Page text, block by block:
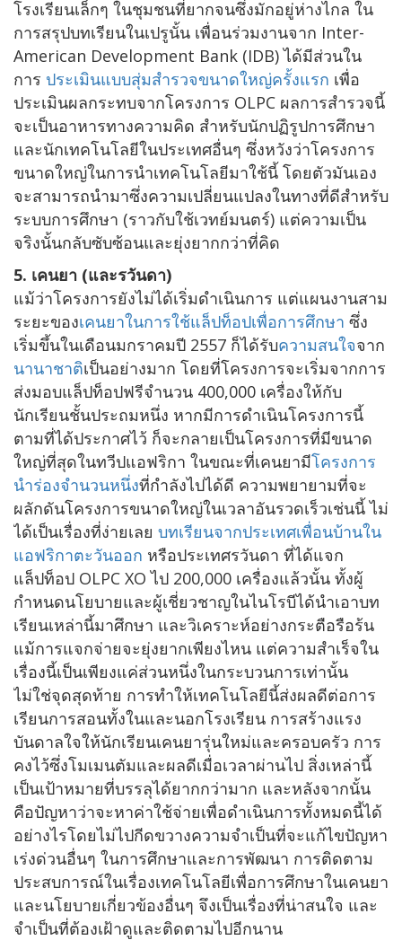
โรงเรียนเล็กๆ ในชุมชนที่ยากจนซึ่งมักอยู่ห่างไกล ใน
การสรุปบทเรียนในเปรูนั้น เพื่อนร่วมงานจาก Inter-
American Development Bank (IDB) ได้มีส่วนใน
การ ประเมินแบบสุ่มสำรวจขนาดใหญ่ครั้งแรก เพื่อ
ประเมินผลกระทบจากโครงการ OLPC ผลการสำรวจนี้
จะเป็นอาหารทางความคิด สำหรับนักปฏิรูปการศึกษา
และนักเทคโนโลยีในประเทศอื่นๆ ซึ่งหวังว่าโครงการ
ขนาดใหญ่ในการนำเทคโนโลยีมาใช้นี้ โดยตัวมันเอง
จะสามารถนำมาซึ่งความเปลี่ยนแปลงในทางที่ดีสำหรับ
ระบบการศึกษา (ราวกับใช้เวทย์มนตร์) แต่ความเป็น
จริงนั้นกลับซับซ้อนและยุ่งยากกว่าที่คิด
5. เคนยา (และรวันดา)
แม้ว่าโครงการยังไม่ได้เริ่มดำเนินการ แต่แผนงานสาม
ระยะของเคนยาในการใช้แล็ปท็อปเพื่อการศึกษา ซึ่ง
เริ่มขึ้นในเดือนมกราคมปี 2557 ก็ได้รับความสนใจจาก
นานาชาติเป็นอย่างมาก โดยที่โครงการจะเริ่มจากการ
ส่งมอบแล็ปท็อปฟรีจำนวน 400,000 เครื่องให้กับ
นักเรียนชั้นประถมหนึ่ง หากมีการดำเนินโครงการนี้
ตามที่ได้ประกาศไว้ ก็จะกลายเป็นโครงการที่มีขนาด
ใหญ่ที่สุดในทวีปแอฟริกา ในขณะที่เคนยามีโครงการ
นำร่องจำนวนหนึ่งที่กำลังไปได้ดี ความพยายามที่จะ
ผลักดันโครงการขนาดใหญ่ในเวลาอันรวดเร็วเช่นนี้ ไม่
ได้เป็นเรื่องที่ง่ายเลย บทเรียนจากประเทศเพื่อนบ้านใน
แอฟริกาตะวันออก หรือประเทศรวันดา ที่ได้แจก
แล็ปท็อป OLPC XO ไป 200,000 เครื่องแล้วนั้น ทั้งผู้
กำหนดนโยบายและผู้เชี่ยวชาญในไนโรบีได้นำเอาบท
เรียนเหล่านี้มาศึกษา และวิเคราะห์อย่างกระตือรือร้น
แม้การแจกจ่ายจะยุ่งยากเพียงไหน แต่ความสำเร็จใน
เรื่องนี้เป็นเพียงแค่ส่วนหนึ่งในกระบวนการเท่านั้น
ไม่ใช่จุดสุดท้าย การทำให้เทคโนโลยีนี้ส่งผลดีต่อการ
เรียนการสอนทั้งในและนอกโรงเรียน การสร้างแรง
บันดาลใจให้นักเรียนเคนยารุ่นใหม่และครอบครัว การ
คงไว้ซึ่งโมเมนตัมและผลดีเมื่อเวลาผ่านไป สิ่งเหล่านี้
เป็นเป้าหมายที่บรรลุได้ยากกว่ามาก และหลังจากนั้น
คือปัญหาว่าจะหาค่าใช้จ่ายเพื่อดำเนินการทั้งหมดนี้ได้
อย่างไรโดยไม่ไปกีดขวางความจำเป็นที่จะแก้ไขปัญหา
เร่งด่วนอื่นๆ ในการศึกษาและการพัฒนา การติดตาม
ประสบการณ์ในเรื่องเทคโนโลยีเพื่อการศึกษาในเคนยา
และนโยบายเกี่ยวข้องอื่นๆ จึงเป็นเรื่องที่น่าสนใจ และ
จำเป็นที่ต้องเฝ้าดูและติดตามไปอีกนาน